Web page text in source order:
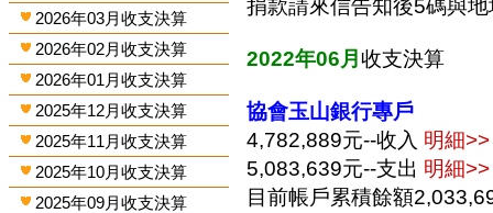
2026年03月收支決算
2026年02月收支決算
2026年01月收支決算
2025年12月收支決算
2025年11月收支決算
2025年10月收支決算
2025年09月收支決算
捐款請來信告知後5碼與
2022年06月收支決算
協會玉山銀行專戶
4,782,889元--收入 明細>>
5,083,639元--支出 明細>>
目前帳戶累積餘額